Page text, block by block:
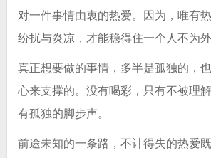
对一件事情由衷的热爱。因为，唯有
纷扰与炎凉，才能稳得住一个人不为
真正想要做的事情，多半是孤独的，
心来支撑的。没有喝彩，只有不被理
有孤独的脚步声。
前途未知的一条路，不计得失的热爱